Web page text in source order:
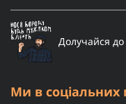
Долучайся до
Ми в